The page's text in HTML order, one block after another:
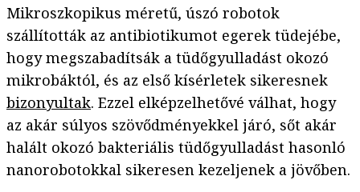
Mikroszkopikus méretű, úszó robotok
szállították az antibiotikumot egerek tüdejébe,
hogy megszabadítsák a tüdőgyulladást okozó
mikrobáktól, és az első kísérletek sikeresnek
bizonyultak. Ezzel elképzelhetővé válhat, hogy
az akár súlyos szövődményekkel járó, sőt akár
halált okozó bakteriális tüdőgyulladást hasonló
nanorobotokkal sikeresen kezeljenek a jövőben.